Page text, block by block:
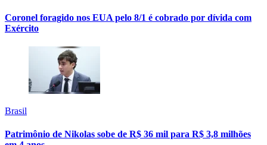
Coronel foragido nos EUA pelo 8/1 é cobrado por dívida com
Exército
Brasil
Patrimônio de Nikolas sobe de R$ 36 mil para R$ 3,8 milhões